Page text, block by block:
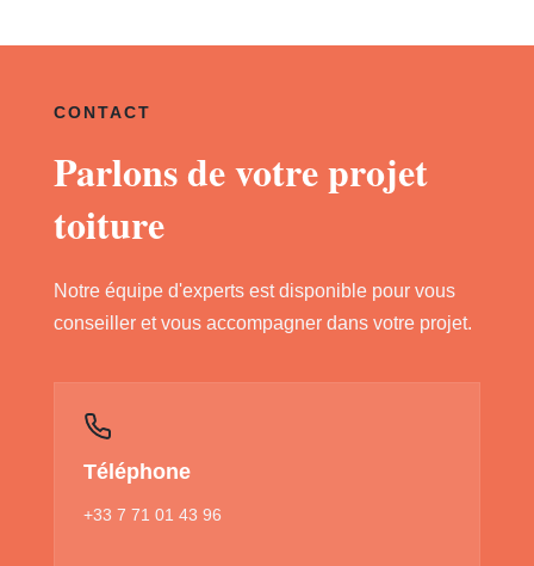
CONTACT
Parlons de votre projet
toiture
Notre équipe d'experts est disponible pour vous
conseiller et vous accompagner dans votre projet.
Téléphone
+33 7 71 01 43 96